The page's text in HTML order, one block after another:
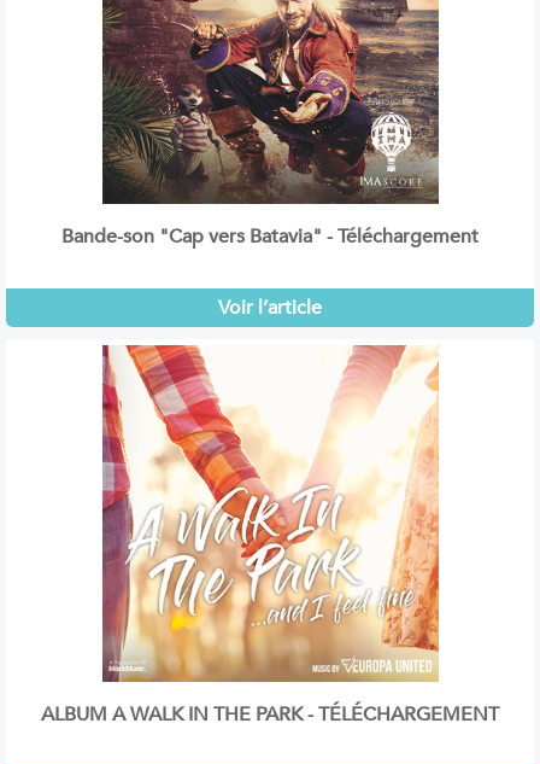
Bande-son "Cap vers Batavia" - Téléchargement
Voir l’article
ALBUM A WALK IN THE PARK - TÉLÉCHARGEMENT